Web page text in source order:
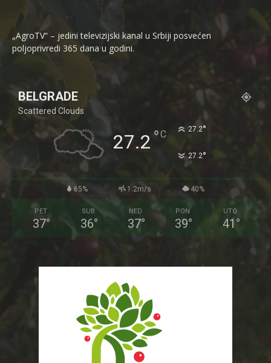
„AgroTV“ – jedini televizijski kanal u Srbiji posvećen
poljoprivredi 365 dana u godini.
BELGRADE
Scattered Clouds
27.2 °C 27.2°
27.2°
65% 1.2m/s 40%
PET
37°
SUB
36°
NED
37°
PON
39°
UTO
41 °